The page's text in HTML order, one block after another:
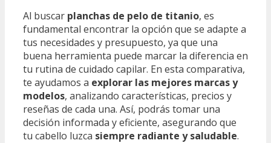
Al buscar planchas de pelo de titanio, es
fundamental encontrar la opción que se adapte a
tus necesidades y presupuesto, ya que una
buena herramienta puede marcar la diferencia en
tu rutina de cuidado capilar. En esta comparativa,
te ayudamos a explorar las mejores marcas y
modelos, analizando características, precios y
reseñas de cada una. Así, podrás tomar una
decisión informada y eficiente, asegurando que
tu cabello luzca siempre radiante y saludable.